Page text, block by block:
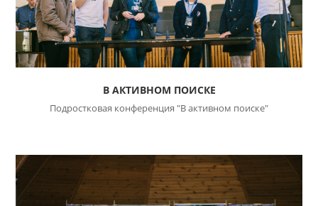
В АКТИВНОМ ПОИСКЕ
Подростковая конференция "В активном поиске"